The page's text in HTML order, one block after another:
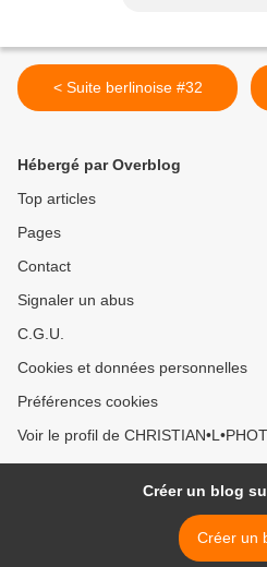
< Suite berlinoise #32
Hébergé par Overblog
Top articles
Pages
Contact
Signaler un abus
C.G.U.
Cookies et données personnelles
Préférences cookies
Voir le profil de
Créer un blog
Créer un